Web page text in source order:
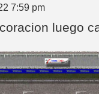
7:59 pm
luego